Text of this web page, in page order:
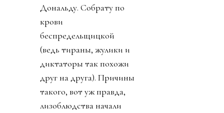
Дональду. Собрату по
крови
беспредельщицкой
(ведь тираны, жулики и
диктаторы так похожи
друг на друга). Причины
такого, вот уж правда,
лизоблюдства начали